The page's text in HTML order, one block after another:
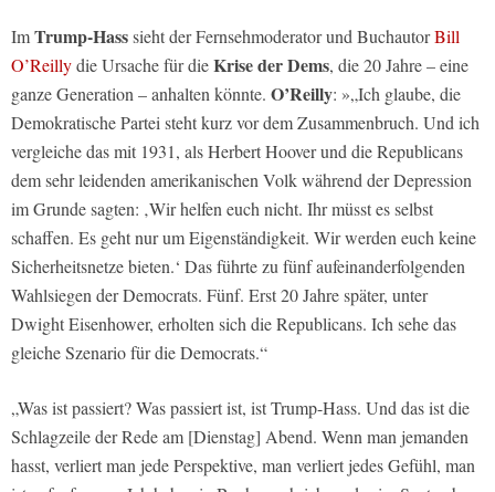
ImTrump-Hasssieht der Fernsehmoderator und BuchautorBill
O’Reillydie Ursache für dieKrise der Dems, die 20 Jahre – eine
ganze Generation – anhalten könnte. O’Reilly: »„Ich glaube, die
Demokratische Partei steht kurz vor dem Zusammenbruch. Und ich
vergleiche das mit 1931, als Herbert Hoover und die Republicans
dem sehr leidenden amerikanischen Volk während der Depression
im Grunde sagten: ‚Wir helfen euch nicht. Ihr müsst es selbst
schaffen. Es geht nur um Eigenständigkeit. Wir werden euch keine
Sicherheitsnetze bieten.‘ Das führte zu fünf aufeinanderfolgenden
Wahlsiegen der Democrats. Fünf. Erst 20 Jahre später, unter
Dwight Eisenhower, erholten sich die Republicans. Ich sehe das
gleiche Szenario für die Democrats.“
„Was ist passiert? Was passiert ist, ist Trump-Hass. Und das ist die
Schlagzeile der Rede am [Dienstag] Abend. Wenn man jemanden
hasst, verliert man jede Perspektive, man verliert jedes Gefühl, man